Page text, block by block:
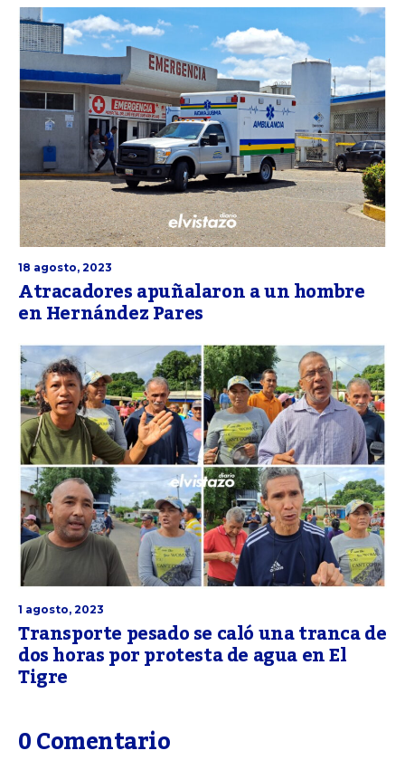
18 agosto, 2023
Atracadores apuñalaron a un hombre
en Hernández Pares
1 agosto, 2023
Transporte pesado se caló una tranca de
dos horas por protesta de agua en El
Tigre
0 Comentario